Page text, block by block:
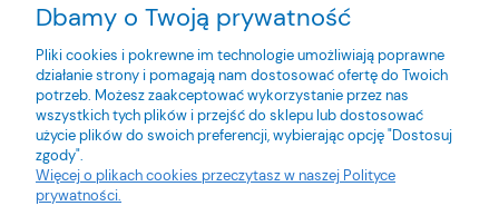
Twoje dane będą przetwarzane zgodnie z nasząpolityką
prywatności
Dbamy o Twoją prywatność
Pliki cookies i pokrewne im technologie umożliwiają poprawne
działanie strony i pomagają nam dostosować ofertę do Twoich
potrzeb. Możesz zaakceptować wykorzystanie przez nas
wszystkich tych plików i przejść do sklepu lub dostosować
użycie plików do swoich preferencji, wybierając opcję "Dostosuj
zgody".
Więcej o plikach cookies przeczytasz w naszej Polityce
prywatności.